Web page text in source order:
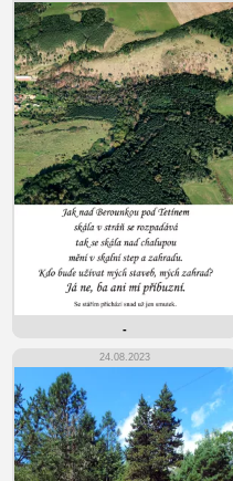
-
24.08.2023